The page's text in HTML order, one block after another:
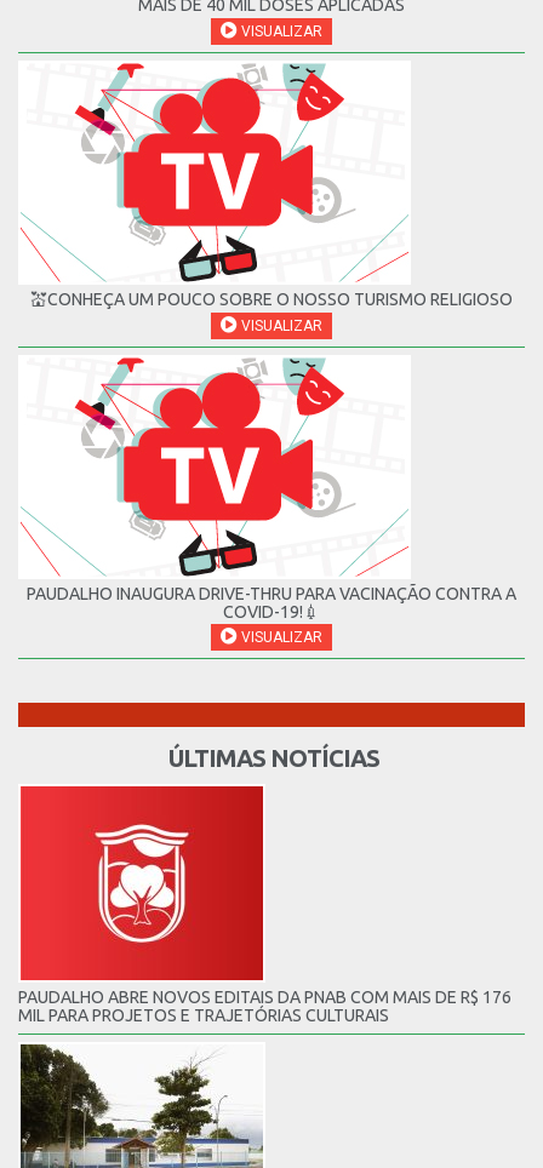
MAIS DE 40 MIL DOSES APLICADAS
VISUALIZAR
💒CONHEÇA UM POUCO SOBRE O NOSSO TURISMO RELIGIOSO
VISUALIZAR
PAUDALHO INAUGURA DRIVE-THRU PARA VACINAÇÃO CONTRA A
COVID-19!💉
VISUALIZAR
ÚLTIMAS NOTÍCIAS
PAUDALHO ABRE NOVOS EDITAIS DA PNAB COM MAIS DE R$ 176
MIL PARA PROJETOS E TRAJETÓRIAS CULTURAIS